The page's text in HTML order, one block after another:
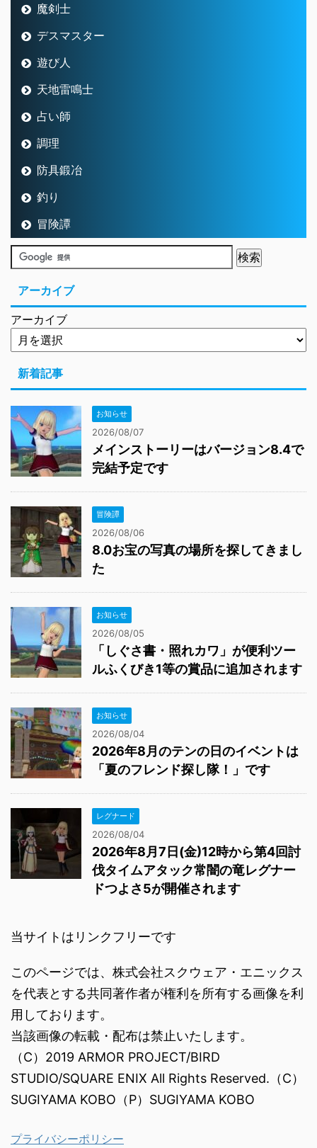
魔剣士
デスマスター
遊び人
天地雷鳴士
占い師
調理
防具鍛冶
釣り
冒険譚
アーカイブ
アーカイブ
新着記事
お知らせ
2026/08/07
メインストーリーはバージョン8.4で
完結予定です
冒険譚
2026/08/06
8.0お宝の写真の場所を探してきまし
た
お知らせ
2026/08/05
「しぐさ書・照れカワ」が便利ツー
ルふくびき1等の賞品に追加されます
お知らせ
2026/08/04
2026年8月のテンの日のイベントは
「夏のフレンド探し隊！」です
レグナード
2026/08/04
2026年8月7日(金)12時から第4回討
伐タイムアタック常闇の竜レグナー
ドつよさ5が開催されます
当サイトはリンクフリーです
このページでは、株式会社スクウェア・エニックス
を代表とする共同著作者が権利を所有する画像を利
用しております。
当該画像の転載・配布は禁止いたします。
（C）2019 ARMOR PROJECT/BIRD
STUDIO/SQUARE ENIX All Rights Reserved.（C）
SUGIYAMA KOBO（P）SUGIYAMA KOBO
プライバシーポリシー